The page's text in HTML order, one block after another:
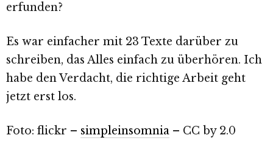
erfunden?
Es war einfacher mit 23 Texte darüber zu
schreiben, das Alles einfach zu überhören. Ich
habe den Verdacht, die richtige Arbeit geht
jetzt erst los.
Foto: flickr – simpleinsomnia – CC by 2.0